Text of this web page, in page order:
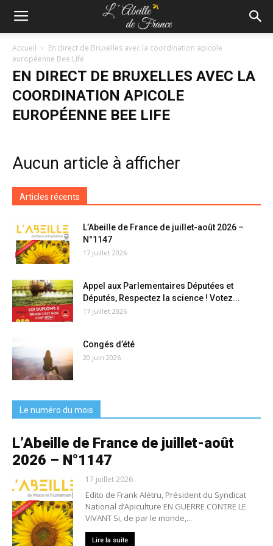
Accueil
En direct de Bruxelles avec la coordination apicole
européenne Bee Life
EN DIRECT DE BRUXELLES AVEC LA
COORDINATION APICOLE
EUROPÉENNE BEE LIFE
Aucun article à afficher
Articles récents
L’Abeille de France de juillet-août 2026 –
N°1147
17 juillet 2026
Appel aux Parlementaires Députées et
Députés, Respectez la science ! Votez...
17 juillet 2026
Congés d’été
20 juin 2026
Le numéro du mois
L’Abeille de France de juillet-août
2026 – N°1147
17 juillet 2026
Edito de Frank Alétru, Président du Syndicat
National d’Apiculture EN GUERRE CONTRE LE
VIVANT Si, de par le monde,...
Lire la suite